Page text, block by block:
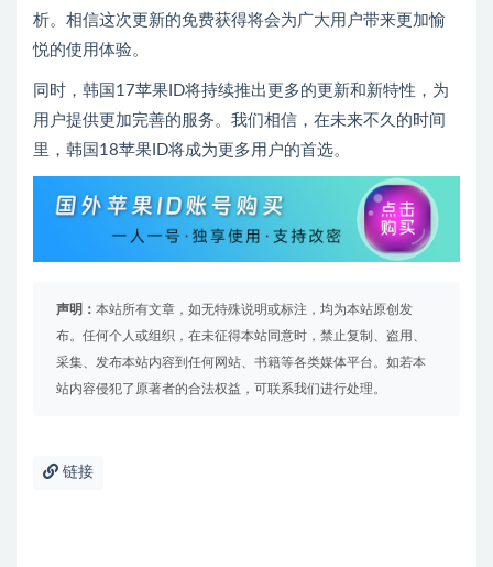
析。相信这次更新的免费获得将会为广大用户带来更加愉
悦的使用体验。
同时，韩国17苹果ID将持续推出更多的更新和新特性，为
用户提供更加完善的服务。我们相信，在未来不久的时间
里，韩国18苹果ID将成为更多用户的首选。
声明： 本站所有文章，如无特殊说明或标注，均为本站原创发
布。任何个人或组织，在未征得本站同意时，禁止复制、盗用、
采集、发布本站内容到任何网站、书籍等各类媒体平台。如若本
站内容侵犯了原著者的合法权益，可联系我们进行处理。
链接